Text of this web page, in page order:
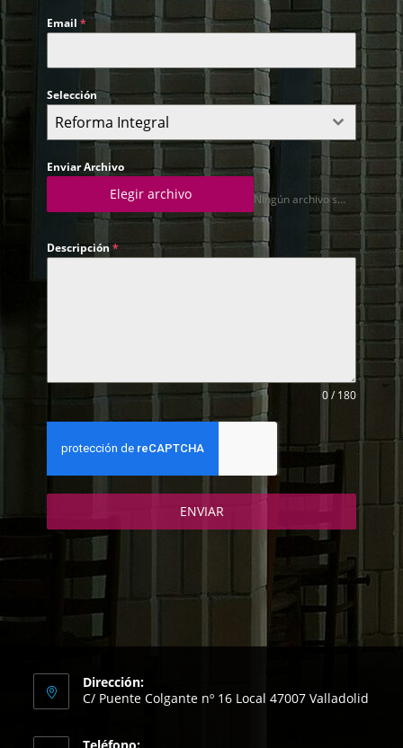
Email*
Selección
Reforma Integral
Enviar Archivo
Elegir archivo Ningún archivo seleccionado
Descripción*
0 / 180
ENVIAR
Dirección:
C/ Puente Colgante nº 16 Local 47007 Valladolid